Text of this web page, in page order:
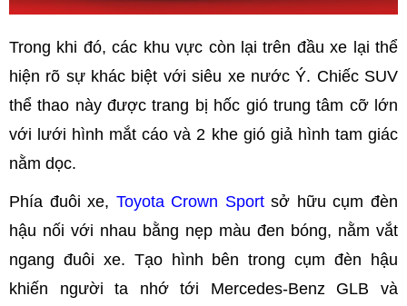
Trong khi đó, các khu vực còn lại trên đầu xe lại thể
hiện rõ sự khác biệt với siêu xe nước Ý. Chiếc SUV
thể thao này được trang bị hốc gió trung tâm cỡ lớn
với lưới hình mắt cáo và 2 khe gió giả hình tam giác
nằm dọc.
Phía đuôi xe, Toyota Crown Sportsở hữu cụm đèn
hậu nối với nhau bằng nẹp màu đen bóng, nằm vắt
ngang đuôi xe. Tạo hình bên trong cụm đèn hậu
khiến người ta nhớ tới Mercedes-Benz GLB và